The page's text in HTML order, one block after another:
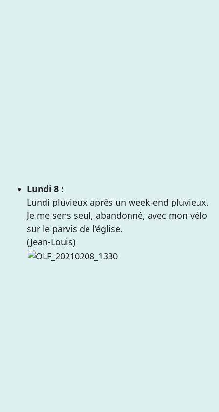
Lundi 8 :
Lundi pluvieux après un week-end pluvieux.
Je me sens seul, abandonné, avec mon vélo
sur le parvis de l’église.
(Jean-Louis)